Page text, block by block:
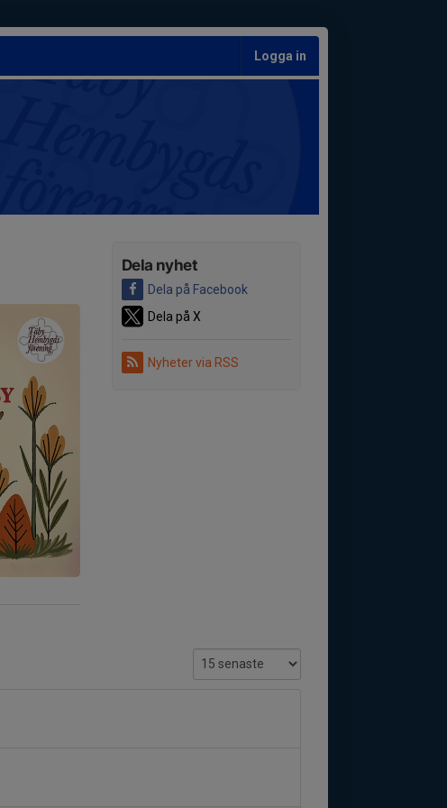
Logga in
Dela nyhet
Dela på Facebook
Dela på X
Nyheter via RSS